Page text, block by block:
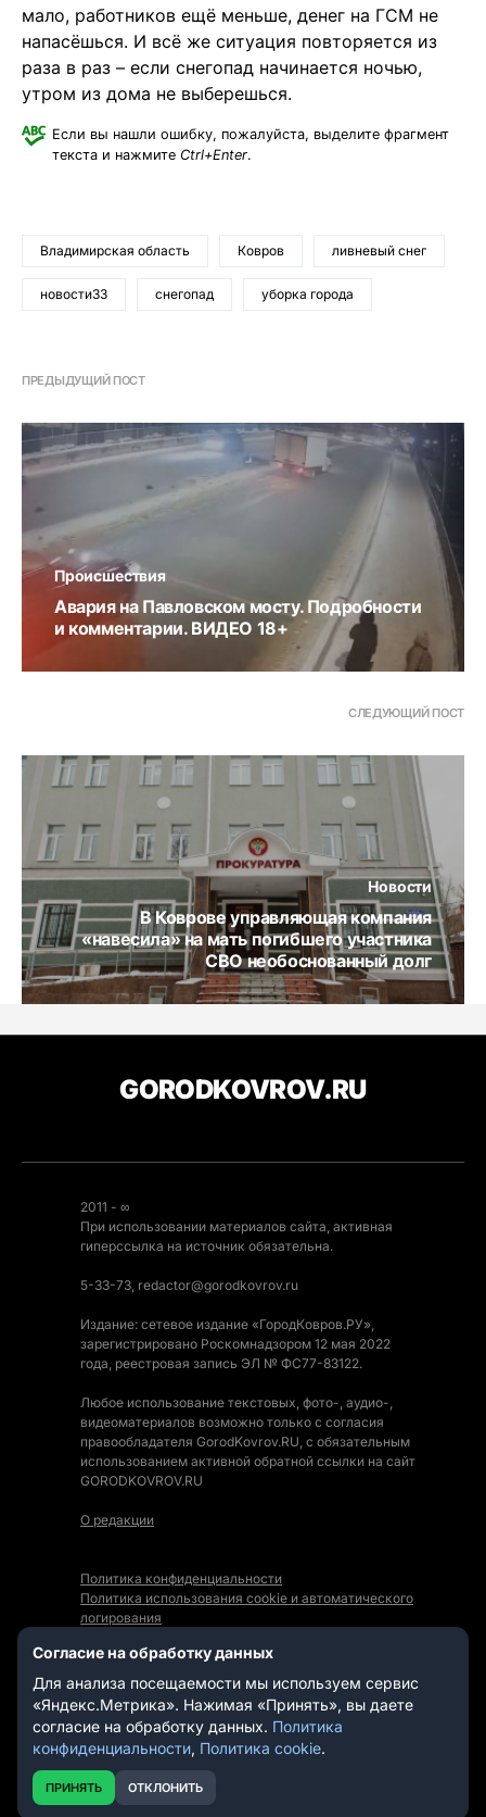
мало, работников ещё меньше, денег на ГСМ не
напасёшься. И всё же ситуация повторяется из
раза в раз – если снегопад начинается ночью,
утром из дома не выберешься.
Если вы нашли ошибку, пожалуйста, выделите фрагмент
текста и нажмите Ctrl+Enter.
Владимирская область Ковров ливневый снег
новости33 снегопад уборка города
ПРЕДЫДУЩИЙ ПОСТ
Происшествия
Авария на Павловском мосту. Подробности
и комментарии. ВИДЕО 18+
СЛЕДУЮЩИЙ ПОСТ
Новости
В Коврове управляющая компания
«навесила» на мать погибшего участника
СВО необоснованный долг
GORODKOVROV.RU
2011 - ∞
При использовании материалов сайта, активная
гиперссылка на источник обязательна.
5-33-73, redactor@gorodkovrov.ru
Издание: сетевое издание «ГородКовров.РУ»,
зарегистрировано Роскомнадзором 12 мая 2022
года, реестровая запись ЭЛ № ФС77-83122.
Любое использование текстовых, фото-, аудио-,
видеоматериалов возможно только с согласия
правообладателя GorodKovrov.RU, с обязательным
использованием активной обратной ссылки на сайт
GORODKOVROV.RU
О редакции
Политика конфиденциальности
Политика использования cookie и автоматического
логирования
Мы в социальных сетях:
СТАТЬИ
НОВОСТИ
Согласие на обработку данных
Для анализа посещаемости мы используем сервис
«Яндекс.Метрика». Нажимая «Принять», вы даете
согласие на обработку данных. Политика
конфиденциальности, Политика cookie.
ПРИНЯТЬ ОТКЛОНИТЬ